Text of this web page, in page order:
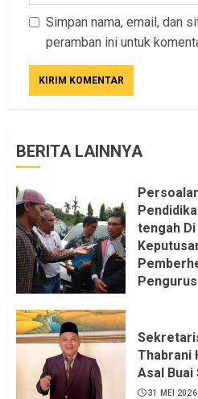
Simpan nama, email, dan
peramban ini untuk
BERITA LAINNYA
tengah
Dapat
KKN, dan
6 AGUSTUS
Thabrani
Asal Buai
31 MEI 2026